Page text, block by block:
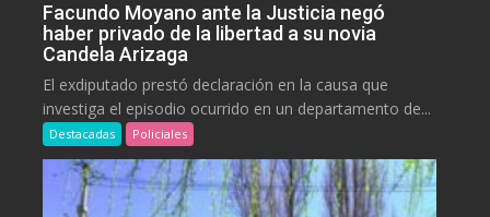
Facundo Moyano ante la Justicia negó
haber privado de la libertad a su novia
Candela Arizaga
El exdiputado prestó declaración en la causa que
investiga el episodio ocurrido en un departamento de...
Destacadas Policiales